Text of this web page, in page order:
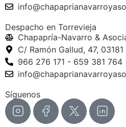
Despacho en Torrevieja
Chapapría-Navarro &
C/ Ramón Gallud, 47,
966 276 171 - 659 381 764
Síguenos